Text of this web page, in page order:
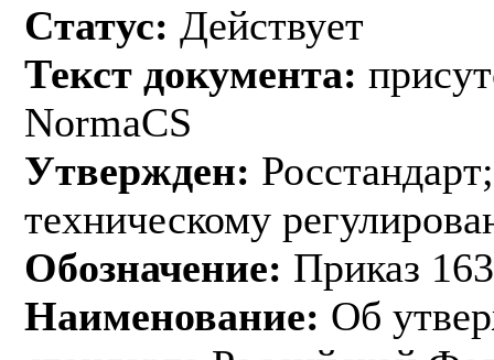
Статус: Действует
Текст документа:
NormaCS
Утвержден:
техническому
Обозначение: Приказ
Наименование: Об